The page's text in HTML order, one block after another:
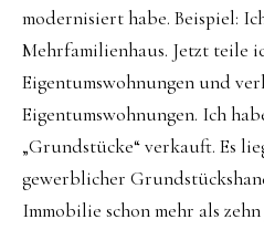
modernisiert habe. Beispiel:
Mehrfamilienhaus. Jetzt teile
Eigentumswohnungen und
Eigentumswohnungen. Ich
„Grundstücke“ verkauft. Es
gewerblicher
Immobilie schon mehr als